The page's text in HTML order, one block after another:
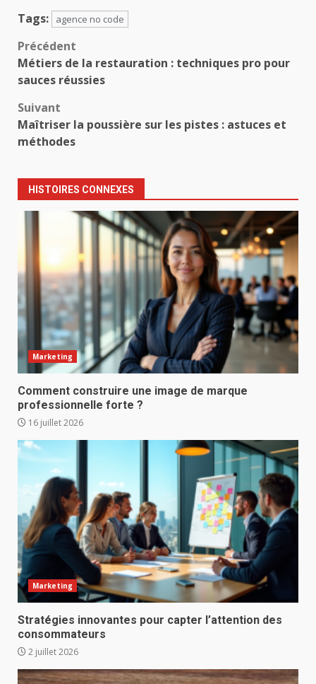
Tags:
agence no code
Navigation
d’article
Précédent
Métiers de la restauration : techniques pro pour
sauces réussies
Suivant
Maîtriser la poussière sur les pistes : astuces et
méthodes
HISTOIRES CONNEXES
Marketing
Comment construire une image de marque
professionnelle forte ?
16 juillet 2026
Marketing
Stratégies innovantes pour capter l’attention des
consommateurs
2 juillet 2026